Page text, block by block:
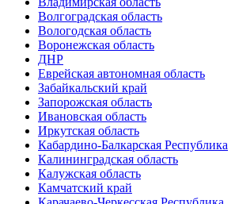
Волгоградская область
Вологодская область
Воронежская область
ДНР
Еврейская автономная область
Забайкальский край
Запорожская область
Ивановская область
Иркутская область
Кабардино-Балкарская Республика
Калининградская область
Калужская область
Камчатский край